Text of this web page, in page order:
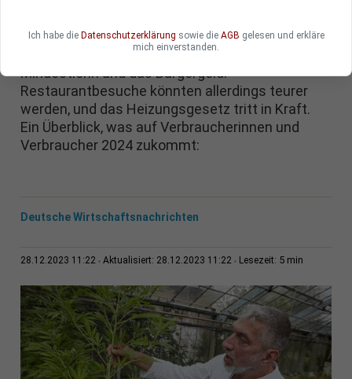
ist künftig mehr Geld drin und wo gibt es
Einschnitte? Im neuen Jahr steigen der
Mindestlohn und das Bürgergeld.
Restaurantbesuche könnten allerdings teurer
werden, und das Heizungsgesetz tritt in Kraft.
Ein Überblick, was auf Verbraucherinnen und
Verbraucher 2024 zukommt:
Deutsche Wirtschaftsnachrichten
28.12.2023 11:22 Aktualisiert: 28.12.2023 11:22 Lesezeit: 5 min
Ich habe die Datenschutzerklärung sowie die AGB gelesen und erkläre
mich einverstanden.